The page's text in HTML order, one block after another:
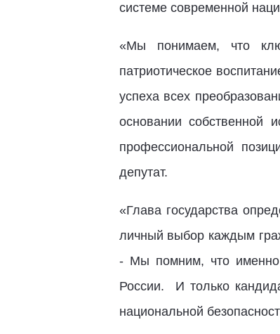
системе современной
«Мы понимаем, что
патриотическое
успеха всех
основании собственной
профессиональной
депутат.
«Глава государства
личный выбор каждым
- Мы помним, что именно
России. И только
национальной